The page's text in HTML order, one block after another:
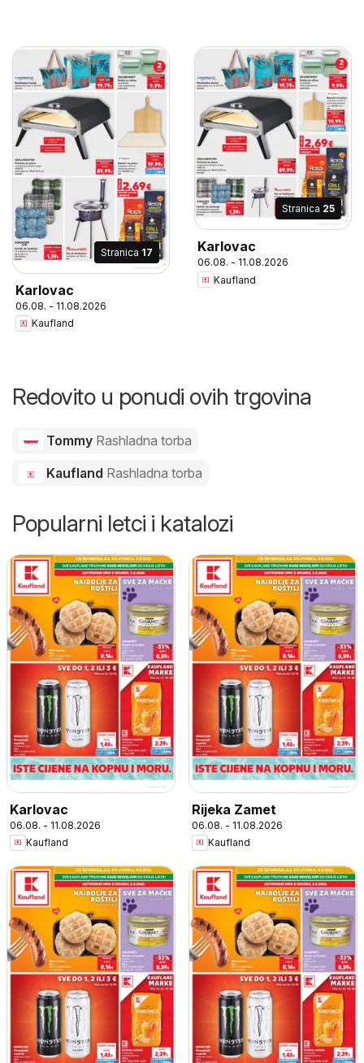
Stranica 17
Karlovac
06.08. - 11.08.2026
Kaufland
Stranica 25
Karlovac
06.08. - 11.08.2026
Kaufland
Redovito u ponudi ovih trgovina
Tommy Rashladna torba
Kaufland Rashladna torba
Popularni letci i katalozi
Karlovac
06.08. - 11.08.2026
Kaufland
Rijeka Zamet
06.08. - 11.08.2026
Kaufland